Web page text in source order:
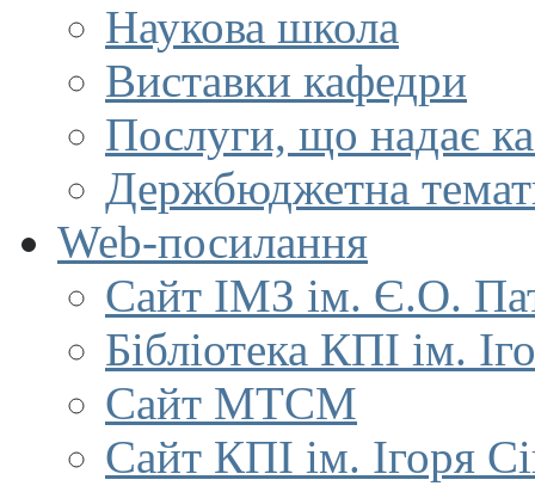
Наукова школа
Виставки кафедри
Послуги, що надає
Держбюджетна
Web-посилання
Сайт ІМЗ ім. Є.О.
Бібліотека КПІ ім.
Сайт МТСМ
Сайт КПІ ім. Ігоря